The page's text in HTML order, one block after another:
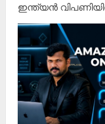
ഇന്ത്യന്‍